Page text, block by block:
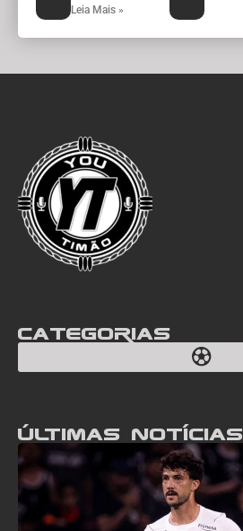
Leia Mais »
Categorias
Últimas notícias